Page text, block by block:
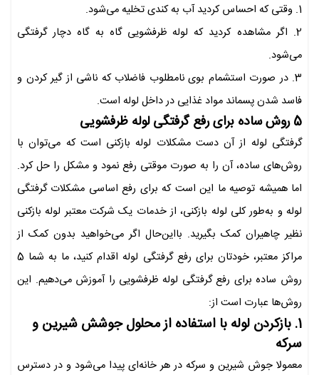
1. وقتی که احساس کردید آب به کندی تخلیه می‌شود.
2. اگر مشاهده کردید که لوله ظرفشویی گاه به گاه دچار گرفتگی
می‌شود.
3. در صورت استشمام بوی نامطلوب فاضلاب که ناشی از گیر کردن و
فاسد شدن پسماند مواد غذایی در داخل لوله است.
5 روش ساده برای رفع گرفتگی لوله ظرفشویی
گرفتگی لوله از آن دست مشکلات لوله بازکنی است که می‌توان با
روش‌های ساده، آن را به صورت موقتی رفع نمود و مشکل را حل کرد.
اما همیشه توصیه ما این است که برای رفع اساسی مشکلات گرفتگی
لوله و به‌طور کلی لوله بازکنی، از خدمات یک شرکت معتبر لوله بازکنی
نظیر چاهیران کمک بگیرید. بااین‌حال اگر می‌خواهید بدون کمک از
مراکز معتبر، خودتان برای رفع گرفتگی لوله اقدام کنید، ما به شما 5
روش ساده برای رفع گرفتگی لوله ظرفشویی را آموزش می‌دهیم. این
روش‌ها عبارت است از:
1. بازکردن لوله با استفاده از محلول جوشش شیرین و
سرکه
معمولا جوش شیرین و سرکه در هر خانه‌ای پیدا می‌شود و در دسترس